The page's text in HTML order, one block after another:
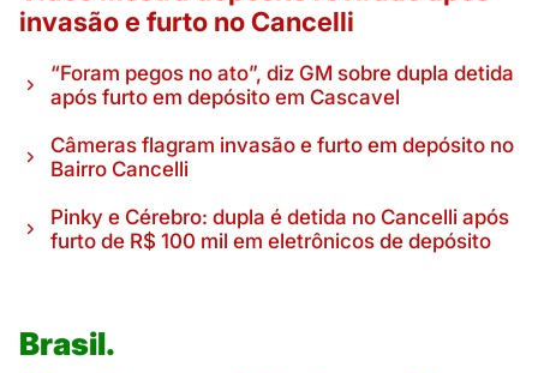
invasão e furto no Cancelli
“Foram pegos no ato”, diz GM sobre dupla detida
após furto em depósito em Cascavel
Câmeras flagram invasão e furto em depósito no
Bairro Cancelli
Pinky e Cérebro: dupla é detida no Cancelli após
furto de R$ 100 mil em eletrônicos de depósito
Brasil.